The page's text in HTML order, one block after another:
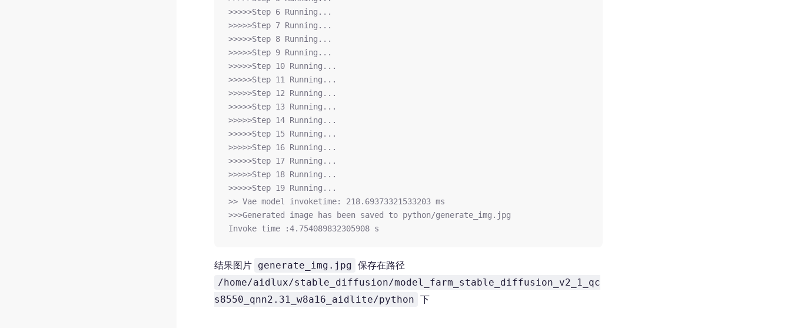
>>>>>Step 6 Running...
>>>>>Step 7 Running...
>>>>>Step 8 Running...
>>>>>Step 9 Running...
>>>>>Step 10 Running...
>>>>>Step 11 Running...
>>>>>Step 12 Running...
>>>>>Step 13 Running...
>>>>>Step 14 Running...
>>>>>Step 15 Running...
>>>>>Step 16 Running...
>>>>>Step 17 Running...
>>>>>Step 18 Running...
>>>>>Step 19 Running...
>> Vae model invoketime: 218.69373321533203 ms
>>>Generated image has been saved to python/generate_img.jpg
Invoke time :4.754089832305908 s
结果图片 generate_img.jpg 保存在路径
/home/aidlux/stable_diffusion/model_farm_stable_diffusion_v2_1_qc
s8550_qnn2.31_w8a16_aidlite/python 下